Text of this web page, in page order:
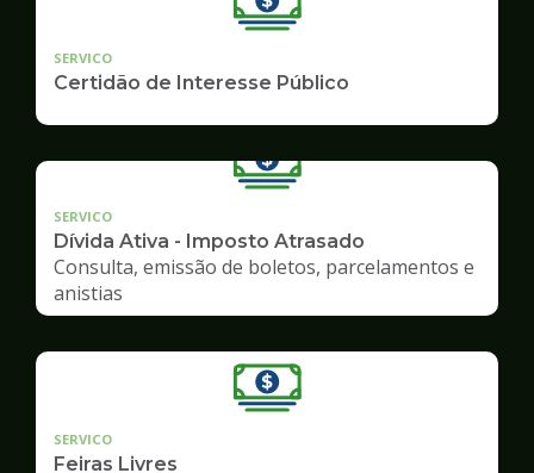
SERVICO
Certidão de Interesse Público
SERVICO
Dívida Ativa - Imposto Atrasado
Consulta, emissão de boletos, parcelamentos e
anistias
SERVICO
Feiras Livres